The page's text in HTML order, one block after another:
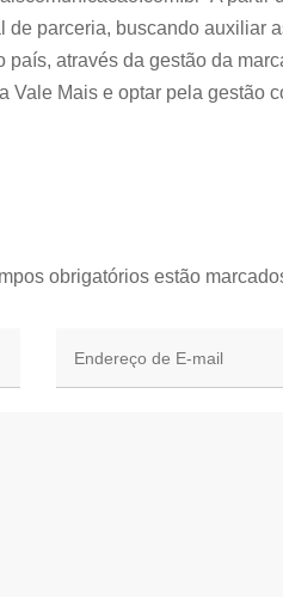
parceria, buscando auxiliar
através da gestão da
Vale Mais e optar pela gestão
obrigatórios estão